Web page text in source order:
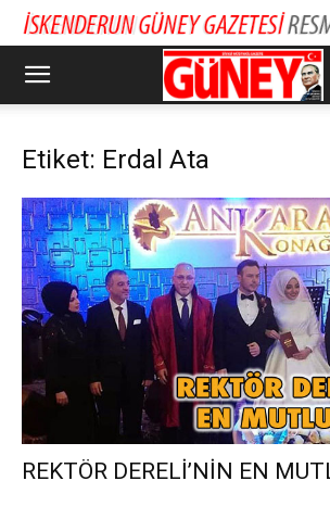
Etiket: Erdal Ata
REKTÖR DERELİ’NİN EN